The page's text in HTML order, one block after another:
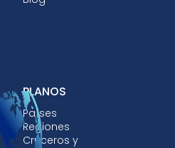
PLANOS
Países
Regiones
Cruceros y